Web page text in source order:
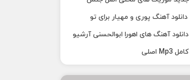
دانلود آهنگ پوری و مهیار برای تو
دانلود آهنگ های اهورا ابوالحسنی آرشیو
کامل Mp3 اصلی